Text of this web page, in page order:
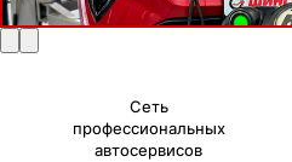
Сеть
профессиональных
автосервисов